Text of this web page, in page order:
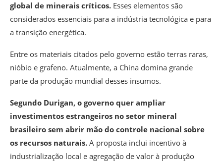
global de minerais críticos. Esses elementos são
considerados essenciais para a indústria tecnológica e para
a transição energética.
Entre os materiais citados pelo governo estão terras raras,
nióbio e grafeno. Atualmente, a China domina grande
parte da produção mundial desses insumos.
Segundo Durigan, o governo quer ampliar
investimentos estrangeiros no setor mineral
brasileiro sem abrir mão do controle nacional sobre
os recursos naturais. A proposta inclui incentivo à
industrialização local e agregação de valor à produção